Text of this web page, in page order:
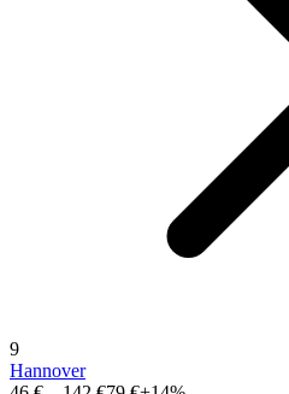
9
Hannover